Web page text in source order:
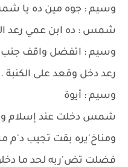
وسيم : جوه مين ده يا
شمس : ده ابن عمي رعد
وسيم : اتفضل واقف جنب
رعد دخل وقعد على
وسيم : أيوة
شمس دخلت عند إسلام
ومناخ'يره بقت تجيب
فضلت تض'ربه لحد ما